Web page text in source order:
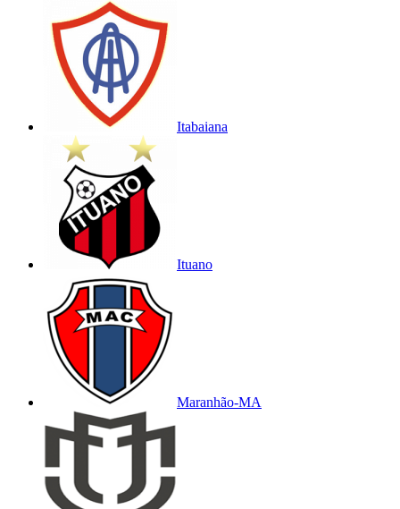
Itabaiana
Ituano
Maranhão-MA